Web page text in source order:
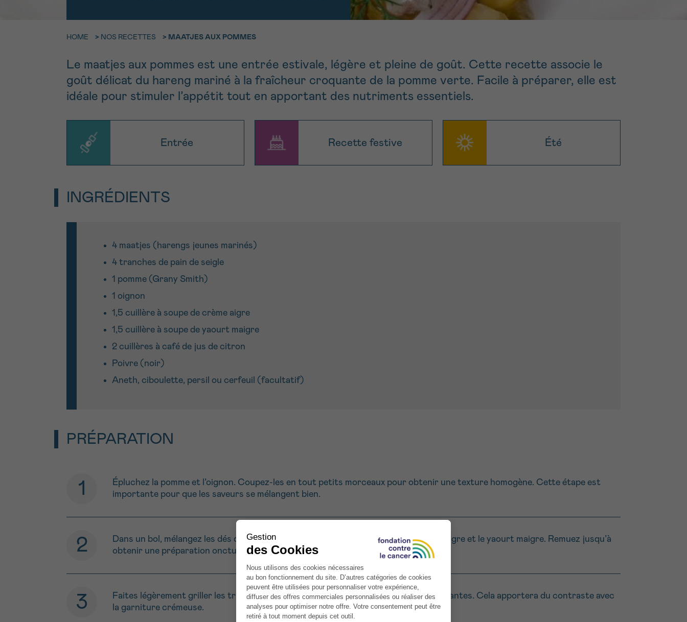
HOME > NOS RECETTES > MAATJES AUX POMMES
Le maatjes aux pommes est une entrée estivale, légère et pleine de goût. Cette recette associe le
goût délicat du hareng mariné à la fraîcheur croquante de la pomme verte. Facile à préparer, elle est
idéale pour stimuler l’appétit tout en apportant des nutriments essentiels.
Entrée Recette festive Été
INGRÉDIENTS
4 maatjes (harengs jeunes marinés)
4 tranches de pain de seigle
1 pomme (Grany Smith)
1 oignon
1,5 cuillère à soupe de crème aigre
1,5 cuillère à soupe de yaourt maigre
2 cuillères à café de jus de citron
Poivre (noir)
Aneth, ciboulette, persil ou cerfeuil (facultatif)
PRÉPARATION
Épluchez la pomme et l’oignon. Coupez-les en tout petits morceaux pour obtenir une texture homogène. Cette étape est
importante pour que les saveurs se mélangent bien.
Dans un bol, mélangez les dés de pomme et d’oignon avec le jus de citron, la crème aigre et le yaourt maigre. Remuez jusqu’à
obtenir une préparation onctueuse et bien liée.
Faites légèrement griller les tranches de pain de seigle pour qu’elles soient croustillantes. Cela apportera du contraste avec
la garniture crémeuse.
0800 15 801 lu-ve 9h à 18h
contact
Je souhaite être rappelé.e
En savoir plus sur
PRÉNOM
Je souhaite recevoir la Newsletter
13h-16h 16h-18h